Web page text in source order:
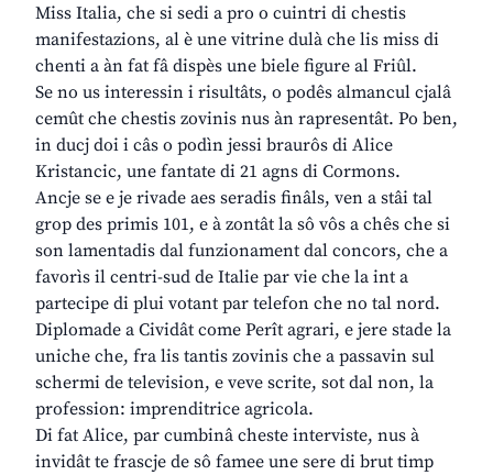
Miss Italia, che si sedi a pro o cuintri di chestis
manifestazions, al è une vitrine dulà che lis miss di
chenti a àn fat fâ dispès une biele figure al Friûl.
Se no us interessin i risultâts, o podês almancul cjalâ
cemût che chestis zovinis nus àn rapresentât. Po ben,
in ducj doi i câs o podìn jessi braurôs di Alice
Kristancic, une fantate di 21 agns di Cormons.
Ancje se e je rivade aes seradis finâls, ven a stâi tal
grop des primis 101, e à zontât la sô vôs a chês che si
son lamentadis dal funzionament dal concors, che a
favorìs il centri-sud de Italie par vie che la int a
partecipe di plui votant par telefon che no tal nord.
Diplomade a Cividât come Perît agrari, e jere stade la
uniche che, fra lis tantis zovinis che a passavin sul
schermi de television, e veve scrite, sot dal non, la
profession: imprenditrice agricola.
Di fat Alice, par cumbinâ cheste interviste, nus à
invidât te frascje de sô famee une sere di brut timp